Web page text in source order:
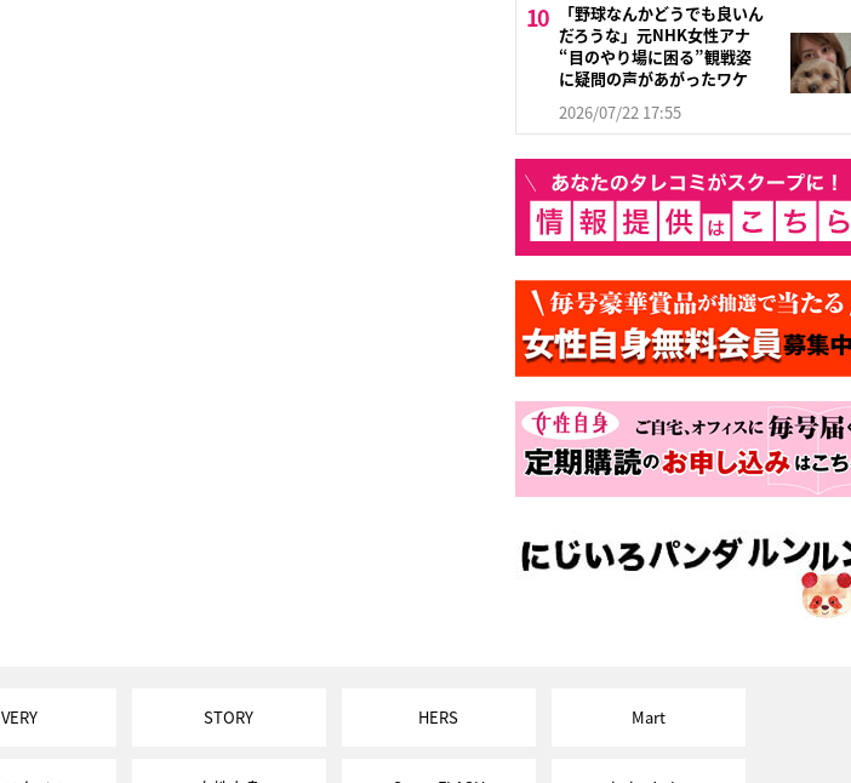
「野球なんかどうでも良いん
だろうな」元NHK女性アナ
“目のやり場に困る”観戦姿
に疑問の声があがったワケ
2026/07/22 17:55
VERY STORY HERS Mart